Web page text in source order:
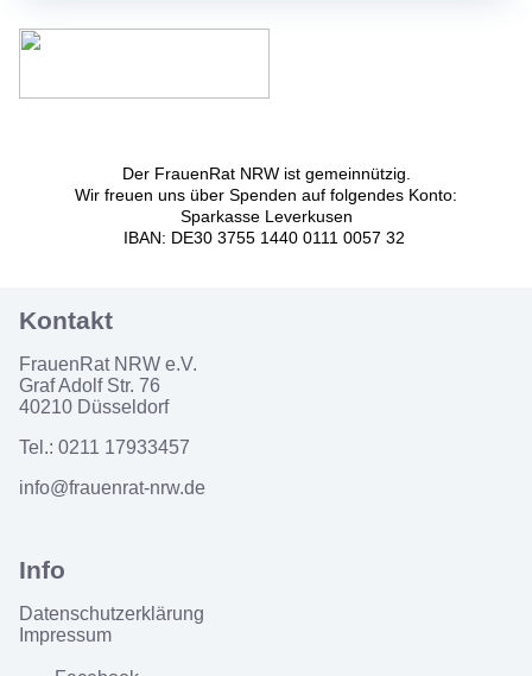
Der FrauenRat NRW ist gemeinnützig.
Wir freuen uns über Spenden auf folgendes Konto:
Sparkasse Leverkusen
IBAN: DE30 3755 1440 0111 0057 32
FrauenRat NRW e.V.
Graf Adolf Str. 76
40210 Düsseldorf
Tel.: 0211 17933457
info@frauenrat-nrw.de
Datenschutzerklärung
Impressum